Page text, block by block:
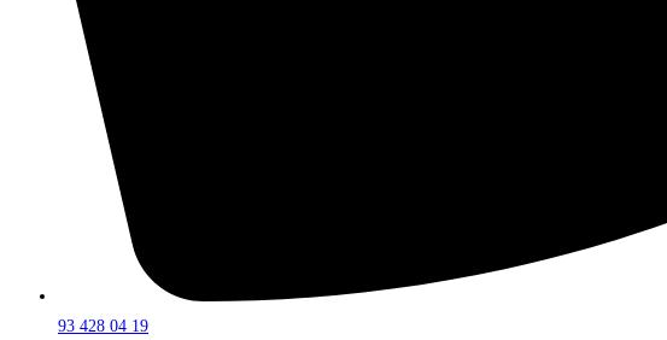
93 428 04 19